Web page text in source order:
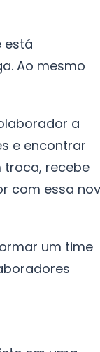
está
Ao mesmo
a
e encontrar
troca, recebe
com essa
um time